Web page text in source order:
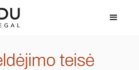
teisė